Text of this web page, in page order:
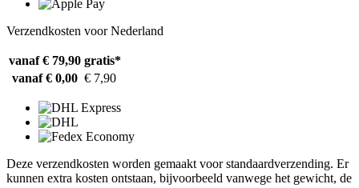
Verzendkosten voor Nederland
vanaf € 79,90 gratis*
vanaf € 0,00 € 7,90
Deze verzendkosten worden gemaakt voor standaardverzending. Er
kunnen extra kosten ontstaan, bijvoorbeeld vanwege het gewicht, de